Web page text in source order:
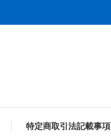
特定商取引法記載事項